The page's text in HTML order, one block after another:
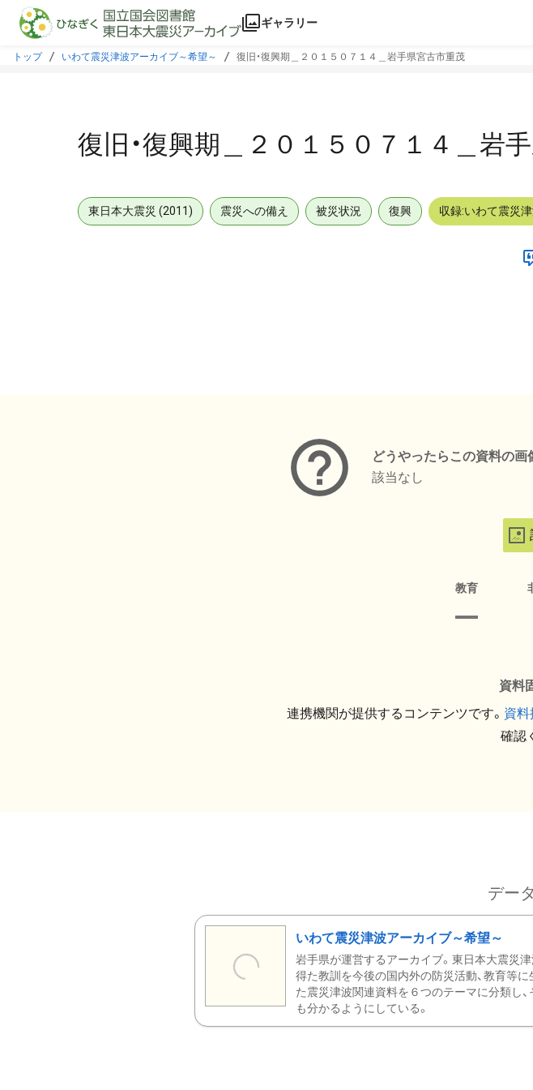
本文に飛ぶ
ギャラリー
トップ いわて震災津波アーカイブ～希望～ 復旧・復興期＿２０１５０７１４＿岩手県宮古市重茂
復旧・復興期＿２０１５０７１４＿岩
東日本大震災 (2011) 震災への備え 被災状況 復興 収録:いわて震災
どうやったらこの資料の画
該当なし
教育
資料
連携機関が提供するコンテンツです。 資
確認
デー
いわて震災津波アーカイブ～希望～
岩手県が運営するアーカイブ。東日本大震災
得た教訓を今後の国内外の防災活動、教育等
た震災津波関連資料を６つのテーマに分類し
も分かるようにしている。